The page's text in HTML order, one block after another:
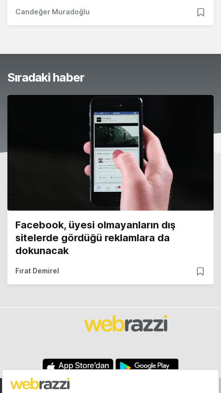
Candeğer Muradoğlu
Sıradaki haber
Facebook, üyesi olmayanların dış
sitelerde gördüğü reklamlara da
dokunacak
Fırat Demirel